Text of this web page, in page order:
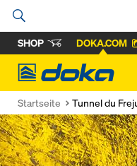
SHOP DOKA.COM
Doka
Startseite Tunnel du